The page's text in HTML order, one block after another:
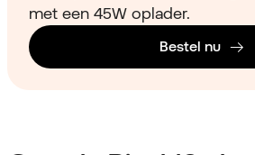
met een 45W oplader.
Bestel nu